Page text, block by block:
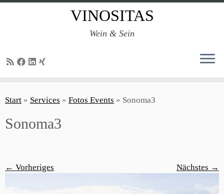
Inhalt
VINOSITAS
Wein & Sein
Start » Services » Fotos Events » Sonoma3
Sonoma3
← Vorheriges Nächstes →